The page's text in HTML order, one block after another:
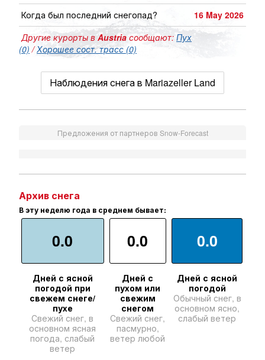
Когда был последний снегопад?
16 May 2026
Другие курорты вAustria сообщают: Пух
(0) /Хорошее сост. трасс (0)
Наблюдения снега в Mariazeller Land
Предложения от партнеров Snow-Forecast
Архив снега
В эту неделю года в среднем бывает:
0.0
Дней с ясной
погодой при
свежем снеге/
пухе
Свежий снег, в
основном ясная
погода, слабый
ветер
0.0
Дней с
пухом или
свежим
снегом
Свежий снег,
пасмурно,
ветер любой
0.0
Дней с ясной
погодой
Обычный снег, в
основном ясно,
слабый ветер